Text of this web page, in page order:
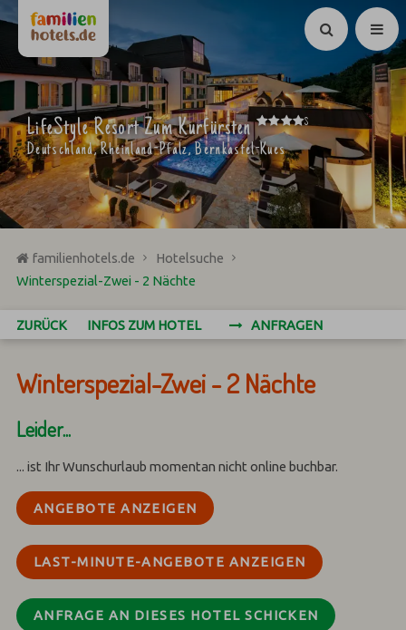
Suchen
LifeStyle Resort Zum Kurfürsten ****
S
Deutschland, Rheinland-Pfalz, Bernkastel-Kues
familienhotels.de
Hotelsuche
Winterspezial-Zwei - 2 Nächte
ZURÜCK INFOS ZUM HOTEL ANFRAGEN
Winterspezial-Zwei - 2 Nächte
Leider...
... ist Ihr Wunschurlaub momentan nicht online buchbar.
ANGEBOTE ANZEIGEN
LAST-MINUTE-ANGEBOTE ANZEIGEN
ANFRAGE AN DIESES HOTEL SCHICKEN